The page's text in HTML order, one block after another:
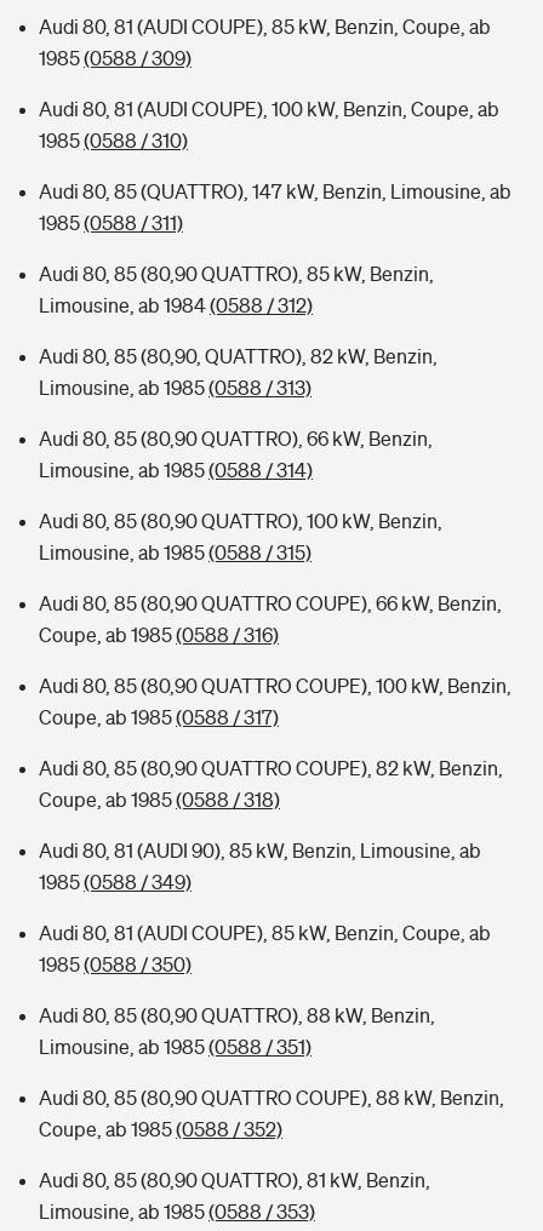
Audi 80, 81 (AUDI COUPE), 85 kW, Benzin, Coupe, ab
1985(0588 / 309)
Audi 80, 81 (AUDI COUPE), 100 kW, Benzin, Coupe, ab
1985(0588 / 310)
Audi 80, 85 (QUATTRO), 147 kW, Benzin, Limousine, ab
1985(0588 / 311)
Audi 80, 85 (80,90 QUATTRO), 85 kW, Benzin,
Limousine, ab 1984(0588 / 312)
Audi 80, 85 (80,90, QUATTRO), 82 kW, Benzin,
Limousine, ab 1985(0588 / 313)
Audi 80, 85 (80,90 QUATTRO), 66 kW, Benzin,
Limousine, ab 1985(0588 / 314)
Audi 80, 85 (80,90 QUATTRO), 100 kW, Benzin,
Limousine, ab 1985(0588 / 315)
Audi 80, 85 (80,90 QUATTRO COUPE), 66 kW, Benzin,
Coupe, ab 1985(0588 / 316)
Audi 80, 85 (80,90 QUATTRO COUPE), 100 kW, Benzin,
Coupe, ab 1985(0588 / 317)
Audi 80, 85 (80,90 QUATTRO COUPE), 82 kW, Benzin,
Coupe, ab 1985(0588 / 318)
Audi 80, 81 (AUDI 90), 85 kW, Benzin, Limousine, ab
1985(0588 / 349)
Audi 80, 81 (AUDI COUPE), 85 kW, Benzin, Coupe, ab
1985(0588 / 350)
Audi 80, 85 (80,90 QUATTRO), 88 kW, Benzin,
Limousine, ab 1985(0588 / 351)
Audi 80, 85 (80,90 QUATTRO COUPE), 88 kW, Benzin,
Coupe, ab 1985(0588 / 352)
Audi 80, 85 (80,90 QUATTRO), 81 kW, Benzin,
Limousine, ab 1985(0588 / 353)